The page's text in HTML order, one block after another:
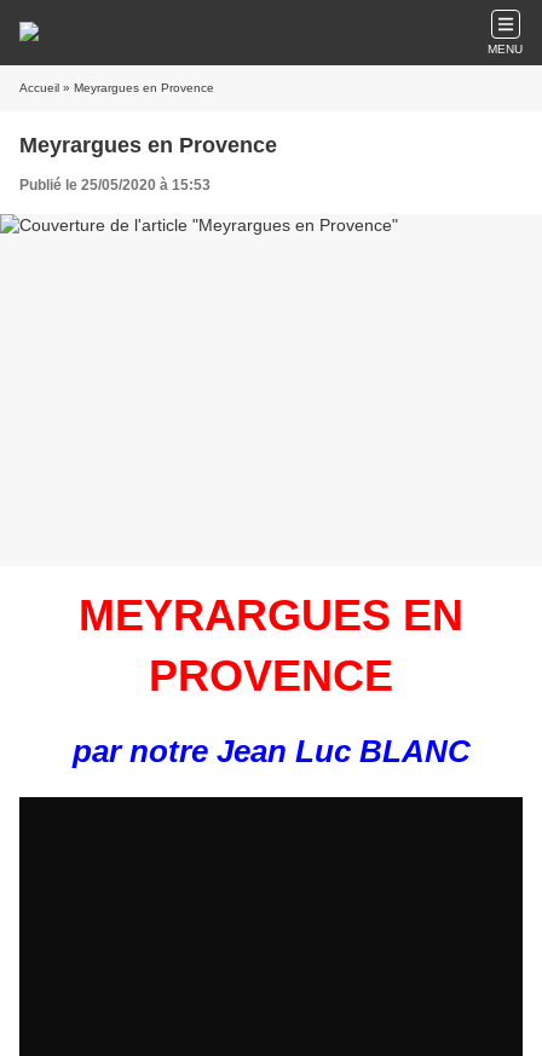
MENU
Accueil » Meyrargues en Provence
Meyrargues en Provence
Publié le 25/05/2020 à 15:53
MEYRARGUES EN
PROVENCE
par notre Jean Luc BLANC